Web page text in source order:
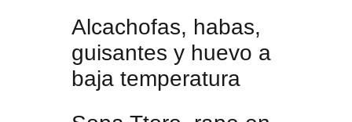
Alcachofas, habas,
guisantes y huevo a
baja temperatura